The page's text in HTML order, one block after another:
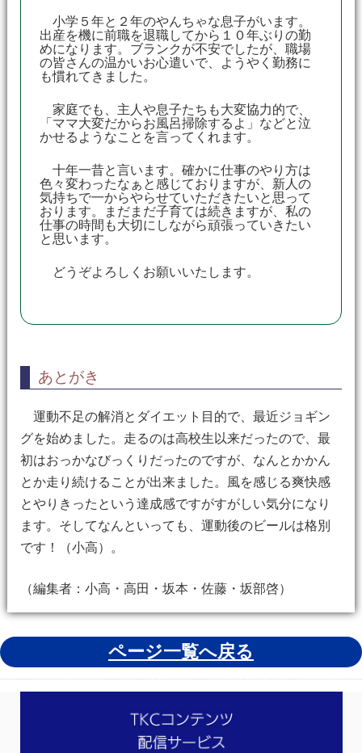
小学５年と２年のやんちゃな息子がいます。
出産を機に前職を退職してから１０年ぶりの勤
めになります。ブランクが不安でしたが、職場
の皆さんの温かいお心遣いで、ようやく勤務に
も慣れてきました。
家庭でも、主人や息子たちも大変協力的で、
「ママ大変だからお風呂掃除するよ」などと泣
かせるようなことを言ってくれます。
十年一昔と言います。確かに仕事のやり方は
色々変わったなぁと感じておりますが、新人の
気持ちで一からやらせていただきたいと思って
おります。まだまだ子育ては続きますが、私の
仕事の時間も大切にしながら頑張っていきたい
と思います。
どうぞよろしくお願いいたします。
あとがき
運動不足の解消とダイエット目的で、最近ジョギン
グを始めました。走るのは高校生以来だったので、最
初はおっかなびっくりだったのですが、なんとかかん
とか走り続けることが出来ました。風を感じる爽快感
とやりきったという達成感ですがすがしい気分になり
ます。そしてなんといっても、運動後のビールは格別
です！（小高）。
（編集者：小高・高田・坂本・佐藤・坂部啓）
ページ一覧へ戻る